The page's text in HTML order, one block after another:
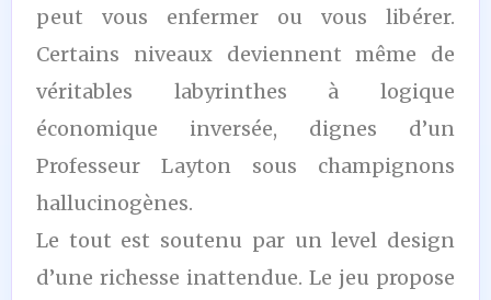
peut vous enfermer ou vous libérer.
Certains niveaux deviennent même de
véritables labyrinthes à logique
économique inversée, dignes d’un
Professeur Layton sous champignons
hallucinogènes.
Le tout est soutenu par un level design
d’une richesse inattendue. Le jeu propose